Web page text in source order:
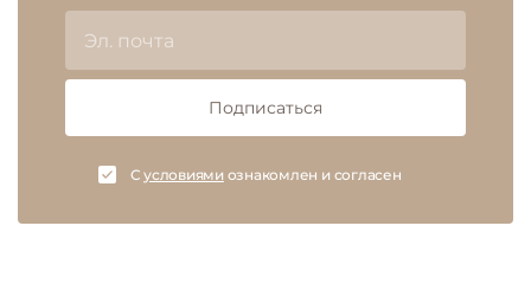
Подписаться
Cусловиямиознакомлен и согласен